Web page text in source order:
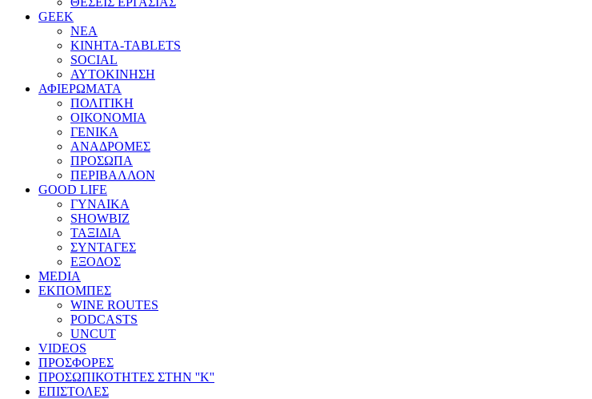
GEEK
ΝΕΑ
ΚΙΝΗΤΑ-TABLETS
SOCIAL
ΑΥΤΟΚΙΝΗΣΗ
ΑΦΙΕΡΩΜΑΤΑ
ΠΟΛΙΤΙΚΗ
ΟΙΚΟΝΟΜΙΑ
ΓΕΝΙΚΑ
ΑΝΑΔΡΟΜΕΣ
ΠΡΟΣΩΠΑ
ΠΕΡΙΒΑΛΛΟΝ
GOOD LIFE
ΓΥΝΑΙΚΑ
SHOWBIZ
ΤΑΞΙΔΙΑ
ΣΥΝΤΑΓΕΣ
ΕΞΟΔΟΣ
MEDIA
ΕΚΠΟΜΠΕΣ
WINE ROUTES
PODCASTS
UNCUT
VIDEOS
ΠΡΟΣΦΟΡΕΣ
ΠΡΟΣΩΠΙΚΟΤΗΤΕΣ ΣΤΗΝ ''Κ''
ΕΠΙΣΤΟΛΕΣ